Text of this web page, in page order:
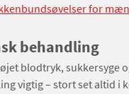
for
behandling
blodtryk, sukkersyge
vigtig – stort set altid